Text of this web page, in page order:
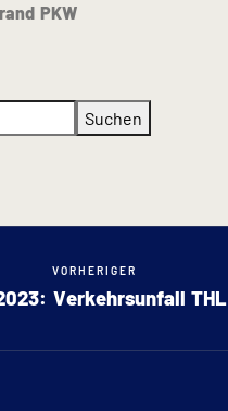
PKW
Suchen
VORHERIGER
Verkehrsunfall THL